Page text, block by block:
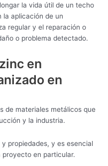
la vida útil de un techo
la aplicación de un
regular y el reparación o
o problema detectado.
en
en
de materiales metálicos que
y la industria.
propiedades, y es esencial
proyecto en particular.